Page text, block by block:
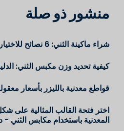
منشور ذو صلة
شراء ماكينة الثني: 6 نصائح للاختيار الأمثل
كيفية تحديد وزن مكبس الثني:
قواطع معدنية بالليزر بأسعار
المعدنية باستخدام مكابس الثني